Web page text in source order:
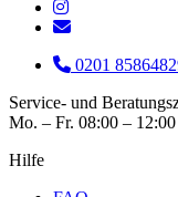
0201
Service- und
Mo. – Fr. 08:00 –
Hilfe